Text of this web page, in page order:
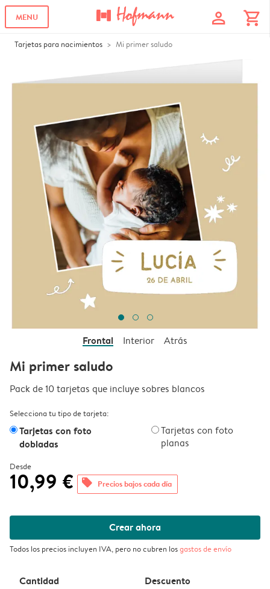
MENU profile shopping_cart
Tarjetas para nacimientos Mi primer saludo
Frontal Interior Atrás
Mi primer saludo
Pack de 10 tarjetas que incluye sobres blancos
Selecciona tu tipo de tarjeta:
Tarjetas con foto
dobladas
Tarjetas con foto
planas
Desde
10,99 € offers Precios bajos cada día
Crear ahora
Todos los precios incluyen IVA, pero no cubren losgastos de envío
Cantidad Descuento